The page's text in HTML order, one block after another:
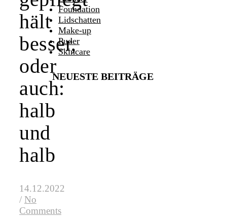
hält
besser,
oder
auch:
halb
und
halb
14.12.2022
/ No
Comments
Foundation
Lidschatten
Make-up
Puder
Skincare
NEUESTE BEITRÄGE